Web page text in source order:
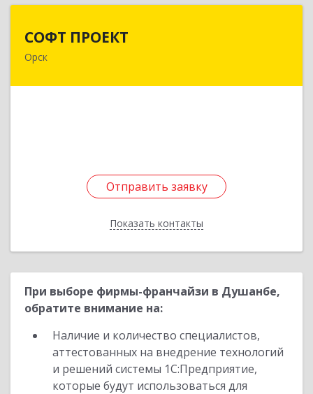
СОФТ ПРОЕКТ
Орск
Отправить заявку
Показать контакты
Отправить заявку
Назад
При выборе фирмы-франчайзи в Душанбе,
обратите внимание на:
Наличие и количество специалистов,
аттестованных на внедрение технологий
и решений системы 1С:Предприятие,
которые будут использоваться для